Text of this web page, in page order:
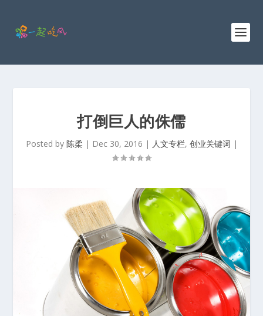
打倒巨人的侏儒
Posted by 陈柔 | Dec 30, 2016 | 人文专栏, 创业关键词 |